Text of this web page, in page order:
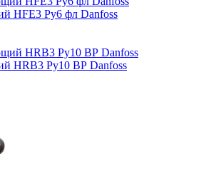
HFE3 Ру6 фл Danfoss
HRB3 Ру10 ВР Danfoss